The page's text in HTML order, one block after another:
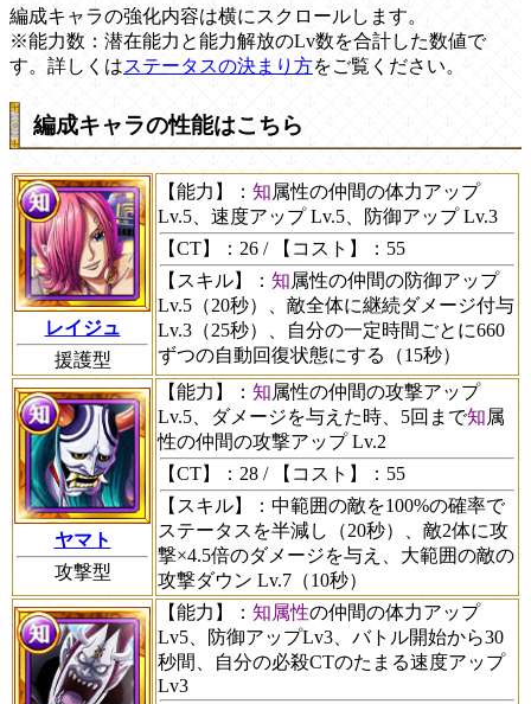
編成キャラの強化内容は横にスクロールします。
※能力数：潜在能力と能力解放のLv数を合計した数値で
す。詳しくはステータスの決まり方をご覧ください。
編成キャラの性能はこちら
レイジュ
援護型
【能力】 ： 知属性の仲間の体力アップ
Lv.5、速度アップ Lv.5、防御アップ Lv.3
【CT】
：26 / 【コスト】
：55
【スキル】
： 知属性の仲間の防御アップ
Lv.5（20秒）、敵全体に継続ダメージ付与
Lv.3（25秒）、自分の一定時間ごとに660
ずつの自動回復状態にする（15秒）
ヤマト
攻撃型
【能力】 ： 知属性の仲間の攻撃アップ
Lv.5、ダメージを与えた時、5回まで知属
性の仲間の攻撃アップ Lv.2
【CT】
：28 / 【コスト】
：55
【スキル】
：中範囲の敵を100%の確率で
ステータスを半減し（20秒）、敵2体に攻
撃×4.5倍のダメージを与え、大範囲の敵の
攻撃ダウン Lv.7（10秒）
【能力】 ： 知属性の仲間の体力アップ
Lv5、防御アップLv3、バトル開始から30
秒間、自分の必殺CTのたまる速度アップ
Lv3